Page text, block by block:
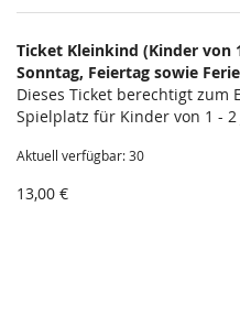
Produkte
Unkategorisierte
Produkte
Ticket Kleinkind (Kinder von
Sonntag, Feiertag sowie
Dieses Ticket berechtigt
Spielplatz für Kinder von 1 - 2
Aktuell verfügbar: 30
13,00 €